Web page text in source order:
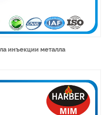
инъекции металла